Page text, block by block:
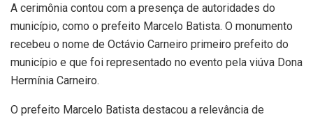
A cerimônia contou com a presença de autoridades do
município, como o prefeito Marcelo Batista. O monumento
recebeu o nome de Octávio Carneiro primeiro prefeito do
município e que foi representado no evento pela viúva Dona
Hermínia Carneiro.
O prefeito Marcelo Batista destacou a relevância de